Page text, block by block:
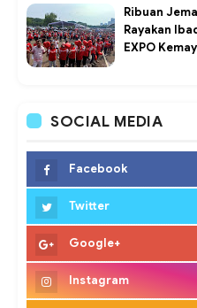
Ribuan
Rayakan
EXPO
SOCIAL MEDIA
Facebook
Twitter
Google+
Instagram